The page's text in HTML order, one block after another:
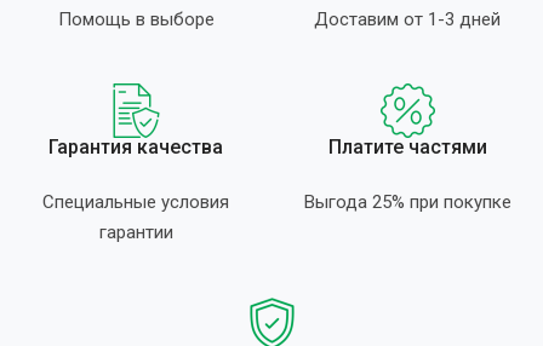
Помощь в выборе Доставим от 1-3 дней
Гарантия качества
Специальные условия
гарантии
Платите частями
Выгода 25% при покупке